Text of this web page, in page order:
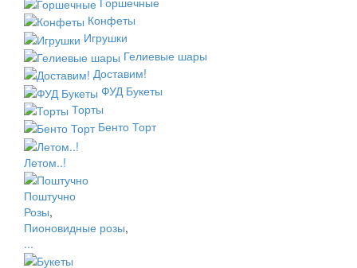
Конфеты
Игрушки
Гелиевые шары
Доставим!
ФУД Букеты
Торты
Бенто Торт
Летом..!
Поштучно
Розы,
Пионовидные розы,
...